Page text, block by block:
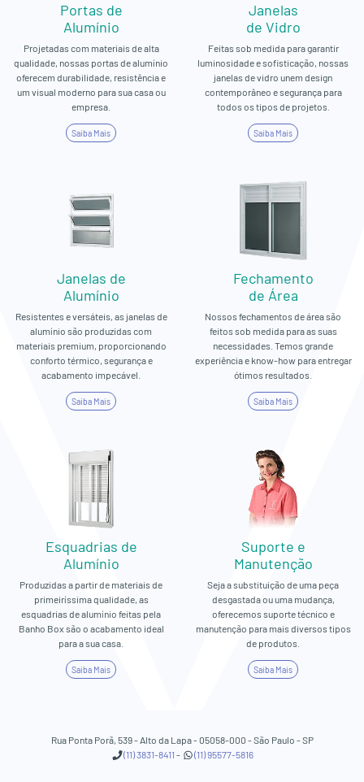
Portas de
Alumínio
Projetadas com materiais de alta
qualidade, nossas portas de alumínio
oferecem durabilidade, resistência e
um visual moderno para sua casa ou
empresa.
Saiba Mais
Janelas
de Vidro
Feitas sob medida para garantir
luminosidade e sofisticação, nossas
janelas de vidro unem design
contemporâneo e segurança para
todos os tipos de projetos.
Saiba Mais
Janelas de
Alumínio
Resistentes e versáteis, as janelas de
alumínio são produzidas com
materiais premium, proporcionando
conforto térmico, segurança e
acabamento impecável.
Saiba Mais
Fechamento
de Área
Nossos fechamentos de área são
feitos sob medida para as suas
necessidades. Temos grande
experiência e know-how para entregar
ótimos resultados.
Saiba Mais
Esquadrias de
Alumínio
Produzidas a partir de materiais de
primeiríssima qualidade, as
esquadrias de alumínio feitas pela
Banho Box são o acabamento ideal
para a sua casa.
Saiba Mais
Suporte e
Manutenção
Seja a substituição de uma peça
desgastada ou uma mudança,
oferecemos suporte técnico e
manutenção para mais diversos tipos
de produtos.
Saiba Mais
Rua Ponta Porã, 539 - Alto da Lapa - 05058-000 - São Paulo - SP
(11) 3831-8411 - (11) 95577-5816